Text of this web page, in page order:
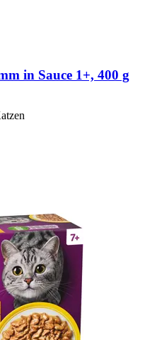
in Sauce 1+, 400 g